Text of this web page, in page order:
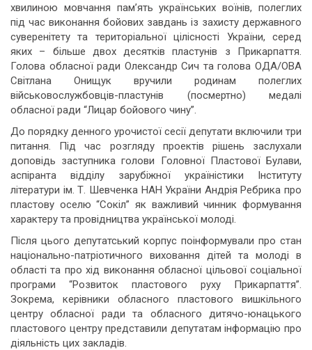
хвилиною мовчання пам’ять українських воїнів, полеглих
під час виконання бойових завдань із захисту державного
суверенітету та територіальної цілісності України, серед
яких – більше двох десятків пластунів з Прикарпаття.
Голова обласної ради Олександр Сич та голова ОДА/ОВА
Світлана Онищук вручили родинам полеглих
військовослужбовців-пластунів (посмертно) медалі
обласної ради “Лицар бойового чину”.
До порядку денного урочистої сесії депутати включили три
питання. Під час розгляду проектів рішень заслухали
доповідь заступника голови Головної Пластової Булави,
аспіранта відділу зарубіжної україністики Інституту
літератури ім. Т. Шевченка НАН України Андрія Ребрика про
пластову оселю “Сокіл” як важливий чинник формування
характеру та провідництва української молоді.
Після цього депутатський корпус поінформували про стан
національно-патріотичного виховання дітей та молоді в
області та про хід виконання обласної цільової соціальної
програми “Розвиток пластового руху Прикарпаття”.
Зокрема, керівники обласного пластового вишкільного
центру обласної ради та обласного дитячо-юнацького
пластового центру представили депутатам інформацію про
діяльність цих закладів.